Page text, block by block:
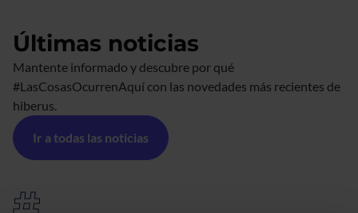
Últimas noticias
Mantente informado y descubre por qué
#LasCosasOcurrenAquí con las novedades más recientes de
hiberus.
Ir a todas las noticias